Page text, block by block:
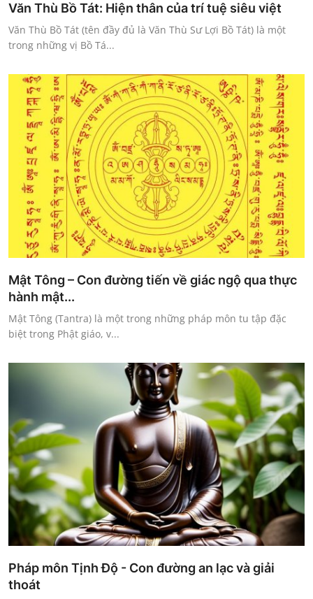
Văn Thù Bồ Tát: Hiện thân của trí tuệ siêu việt
Văn Thù Bồ Tát (tên đầy đủ là Văn Thù Sư Lợi Bồ Tát) là một
trong những vị Bồ Tá...
Mật Tông – Con đường tiến về giác ngộ qua thực
hành mật...
Mật Tông (Tantra) là một trong những pháp môn tu tập đặc
biệt trong Phật giáo, v...
Pháp môn Tịnh Độ - Con đường an lạc và giải
thoát